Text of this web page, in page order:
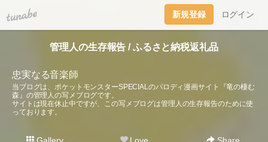
tuna.be 新規登録 ログイン
管理人の生存報告 / ふるさと納税返礼品
忠実なる音楽師
当ブログは、ポケットモンスターSPECIALのパロディ漫画サイト『竜の棲む
森』の管理人の写メブログです。
サイトは現在休止中ですが、この写メブログは管理人の生存報告のために使
っております。